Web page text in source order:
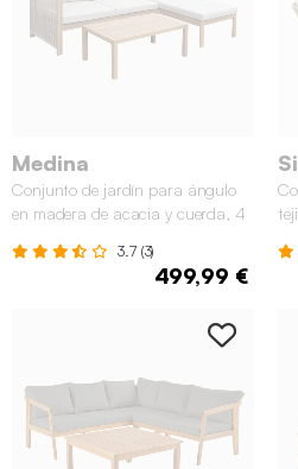
Medina
Conjunto de jardín para ángulo
en madera de acacia y cuerda, 4
3.7 (3)
499,99 €